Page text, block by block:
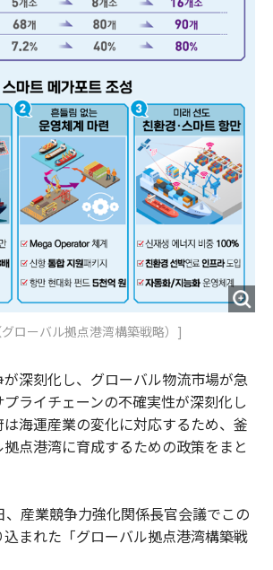
ローバル拠点港湾構築戦略）]
深刻化し、グローバル物流市場が急
ライチェーンの不確実性が深刻化し
海運産業の変化に対応するため、釜
点港湾に育成するための政策をまと
産業競争力強化関係長官会議でこの
まれた「グローバル拠点港湾構築戦